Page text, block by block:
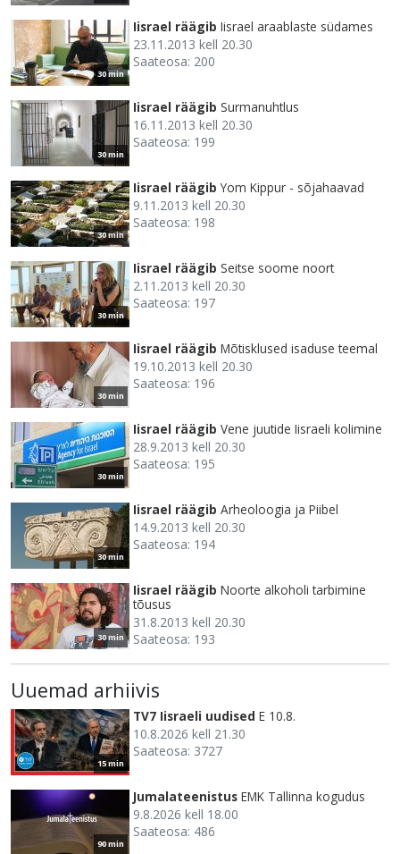
30 min
Iisrael räägib Iisrael araablaste südames
23.11.2013 kell 20.30
Saateosa: 200
30 min
Iisrael räägib Surmanuhtlus
16.11.2013 kell 20.30
Saateosa: 199
30 min
Iisrael räägib Yom Kippur - sõjahaavad
9.11.2013 kell 20.30
Saateosa: 198
30 min
Iisrael räägib Seitse soome noort
2.11.2013 kell 20.30
Saateosa: 197
30 min
Iisrael räägib Mõtisklused isaduse teemal
19.10.2013 kell 20.30
Saateosa: 196
30 min
Iisrael räägib Vene juutide Iisraeli kolimine
28.9.2013 kell 20.30
Saateosa: 195
30 min
Iisrael räägib Arheoloogia ja Piibel
14.9.2013 kell 20.30
Saateosa: 194
30 min
Iisrael räägib Noorte alkoholi tarbimine
tõusus
31.8.2013 kell 20.30
Saateosa: 193
Uuemad arhiivis
15 min
TV7 Iisraeli uudised E 10.8.
10.8.2026 kell 21.30
Saateosa: 3727
90 min
Jumalateenistus EMK Tallinna kogudus
9.8.2026 kell 18.00
Saateosa: 486